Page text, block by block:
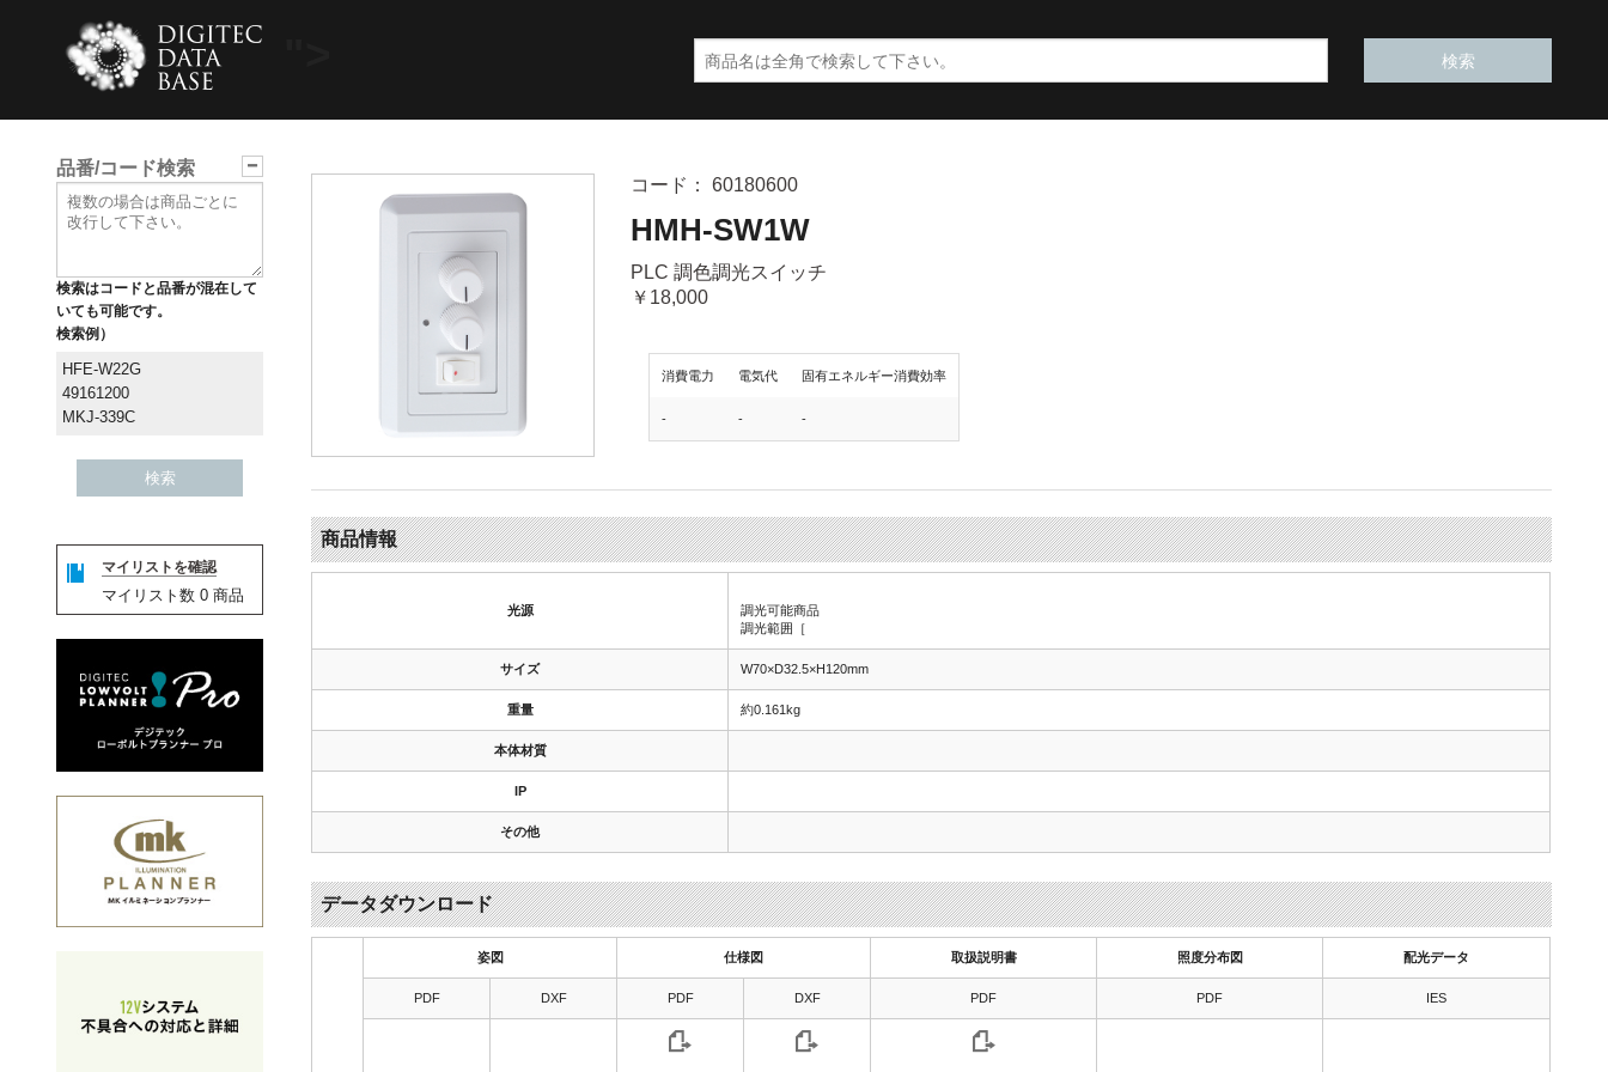
品番/コード検索
検索はコードと品番が混在して
いても可能です。
検索例）
HFE-W22G
49161200
MKJ-339C
マイリストを確認
マイリスト数 0 商品
コード： 60180600
HMH-SW1W
PLC 調色調光スイッチ
￥18,000
消費電力 電気代 固有エネルギー消費効率
- - -
商品情報
光源
調光可能商品
調光範囲［
サイズ W70×D32.5×H120mm
重量 約0.161kg
本体材質
IP
その他
データダウンロード
姿図 仕様図 取扱説明書 照度分布図 配光データ
PDF DXF PDF DXF PDF PDF IES